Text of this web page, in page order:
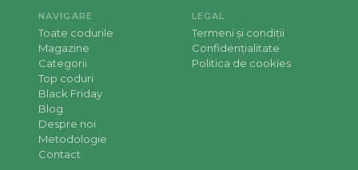
NAVIGARE
Toate codurile
Magazine
Categorii
Top coduri
Black Friday
Blog
Despre noi
Metodologie
Contact
LEGAL
Termeni și condiții
Confidențialitate
Politica de cookies